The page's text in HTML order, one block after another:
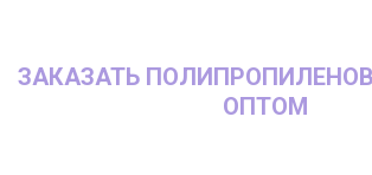
ЗАКАЗАТЬ
ОПТОМ